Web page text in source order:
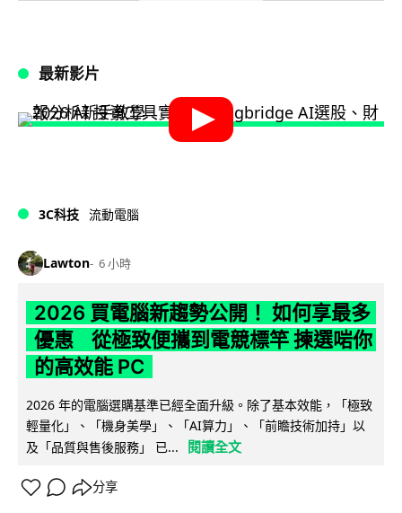
最新影片
3C科技 流動電腦
Lawton 6 小時
2026 買電腦新趨勢公開！ 如何享最多
優惠 從極致便攜到電競標竿 揀選啱你
的高效能 PC
2026 年的電腦選購基準已經全面升級。除了基本效能，「極致
輕量化」、「機身美學」、「AI算力」、「前瞻技術加持」以
及「品質與售後服務」 已...
閱讀全文
分享